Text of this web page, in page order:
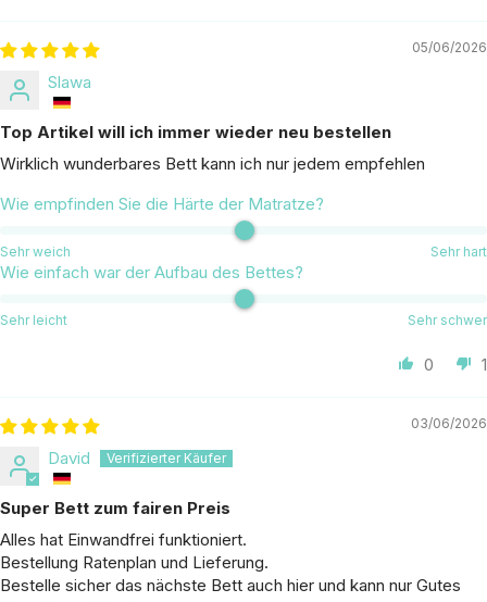
05/06/2026
Slawa
Top Artikel will ich immer wieder neu bestellen
Wirklich wunderbares Bett kann ich nur jedem empfehlen
Wie empfinden Sie die Härte der Matratze?
Sehr weich Sehr hart
Wie einfach war der Aufbau des Bettes?
Sehr leicht Sehr schwer
0 1
03/06/2026
David
Super Bett zum fairen Preis
Alles hat Einwandfrei funktioniert.
Bestellung Ratenplan und Lieferung.
Bestelle sicher das nächste Bett auch hier und kann nur Gutes